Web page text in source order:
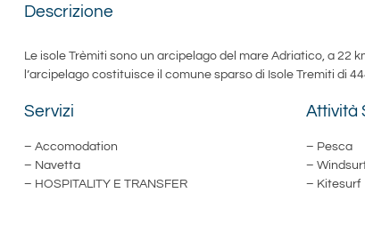
Descrizione
Le isole Trèmiti sono un arcipelago del mare Adriatico, a 22
l’arcipelago costituisce il comune sparso di Isole Tremiti di
Servizi
– Accomodation
– Navetta
– HOSPITALITY E TRANSFER
Attività
– Pesca
–
– Kitesurf